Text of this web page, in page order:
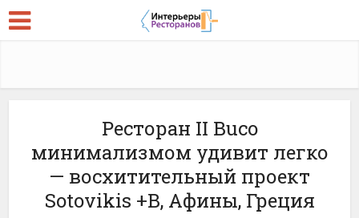
Ресторан II Buco
минимализмом удивит легко
— восхитительный проект
Sotovikis +B, Афины, Греция